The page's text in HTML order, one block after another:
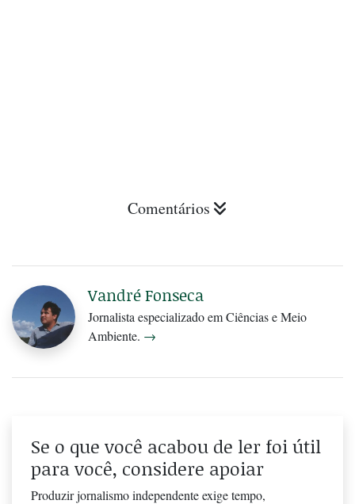
Comentários
Vandré Fonseca
Jornalista especializado em Ciências e Meio
Ambiente. →
Se o que você acabou de ler foi útil
para você, considere apoiar
Produzir jornalismo independente exige tempo,